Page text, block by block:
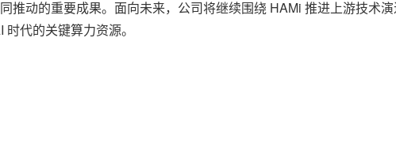
动的重要成果。面向未来，公司将继续围绕 HAMi 推进上游技术
代的关键算力资源。